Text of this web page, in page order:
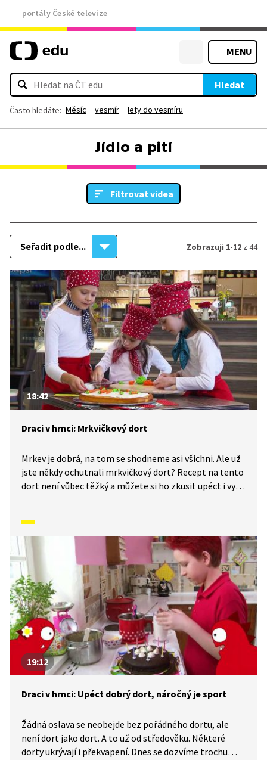
portály České televize
MENU
Hledat
Často hledáte: Měsíc vesmír lety do vesmíru
Jídlo a pití
Filtrovat videa
Seřadit podle... Zobrazuji 1-12 z 44
18:42
Draci v hrnci: Mrkvičkový dort
Mrkev je dobrá, na tom se shodneme asi všichni. Ale už
jste někdy ochutnali mrkvičkový dort? Recept na tento
dort není vůbec těžký a můžete si ho zkusit upéct i vy.
19:12
Draci v hrnci: Upéct dobrý dort, náročný je sport
Žádná oslava se neobejde bez pořádného dortu, ale
není dort jako dort. A to už od středověku. Některé
dorty ukrývají i překvapení. Dnes se dozvíme trochu